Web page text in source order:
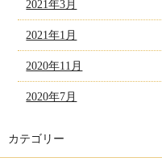
2021年3月
2021年1月
2020年11月
2020年7月
カテゴリー